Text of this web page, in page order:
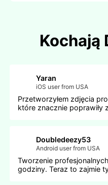
Kochają
Yaran
iOS user from USA
Przetworzyłem zdjęcia
które znacznie poprawiły
Doubledeezy53
Android user from USA
Tworzenie
godziny. Teraz to zajmie